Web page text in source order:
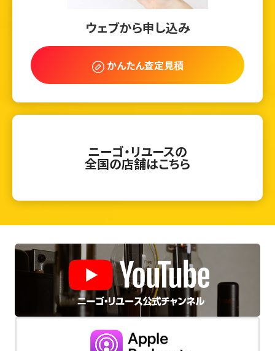
ウェブから申し込み
かんたん査定見積
ニーゴ・リユースの
全国の店舗はこちら